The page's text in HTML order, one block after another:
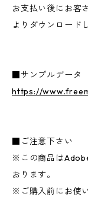
お支払い後にお客
よりダウンロード
■サンプルデータ
https://
■ご注意下さい
※この商品は
おります。
※ご購入前にお使